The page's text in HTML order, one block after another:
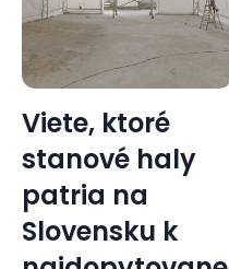
Viete, ktoré
stanové haly
patria na
Slovensku k